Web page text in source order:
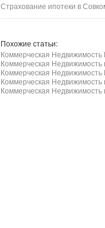
Страхование ипотеки в
Похожие статьи:
Коммерческая
Коммерческая Недвижимость
Коммерческая Недвижимость
Коммерческая Недвижимость
Коммерческая Недвижимость